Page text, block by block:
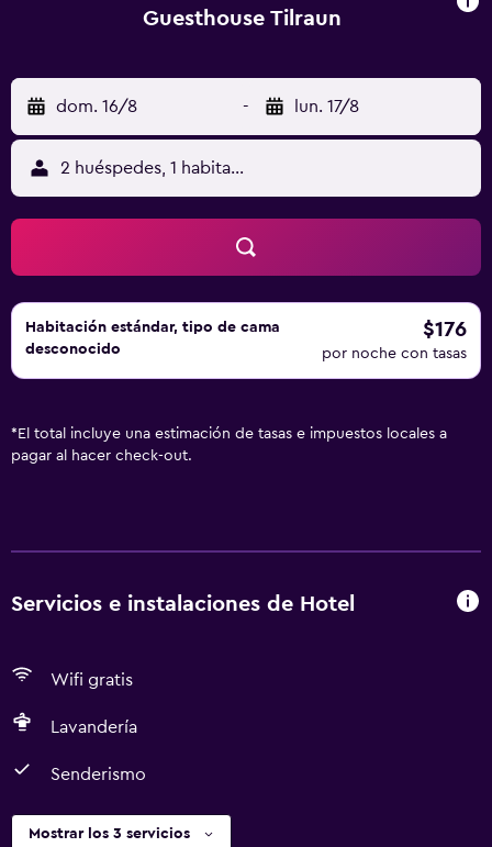
Guesthouse Tilraun
dom. 16/8 - lun. 17/8
2 huéspedes, 1 habitación
Habitación estándar, tipo de cama
desconocido
$176
por noche con tasas
* El total incluye una estimación de tasas e impuestos locales a
pagar al hacer check-out.
Servicios e instalaciones de Hotel
Wifi gratis
Lavandería
Senderismo
Mostrar los 3 servicios